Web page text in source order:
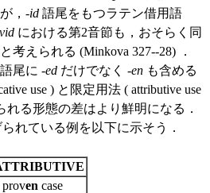
，-id 語尾をもつラテン借用語
における第2音節も，おそらく同
考えられる (Minkova 327--28) ．
尾に -ed だけでなく -en も含める
use ) と限定用法 ( attributive use
れる形態の差はより鮮明になる．
れている例を以下に示そう．
proven case